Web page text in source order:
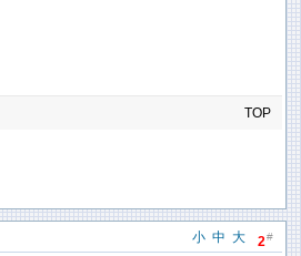
TOP
2#
大
中
小